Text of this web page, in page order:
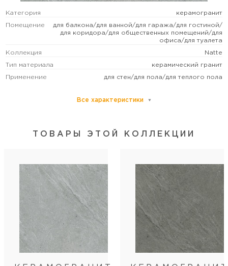
Категория керамогранит
Помещение
для балкона/для ванной/для гаража/для гостиной/
для коридора/для общественных помещений/для
офиса/для туалета
Коллекция Natte
Тип материала керамический гранит
Применение для стен/для пола/для теплого пола
Формат (см)
Стиль коллекции лофт
Артикул 9002
60
Ширина 60
Кол-во шт в коробке
Все характеристики
ТОВАРЫ ЭТОЙ КОЛЛЕКЦИИ